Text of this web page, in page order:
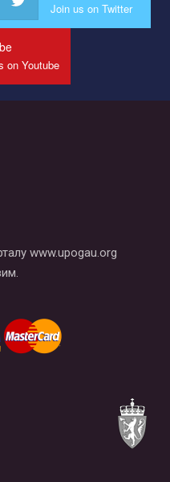
помочь нам реализовать
на почве
на наш канал YouTube
Join us on Twitter
on Youtube
www.upogau.org